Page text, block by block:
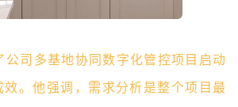
公司多基地协同数字化管控项目启动
效。他强调，需求分析是整个项目最